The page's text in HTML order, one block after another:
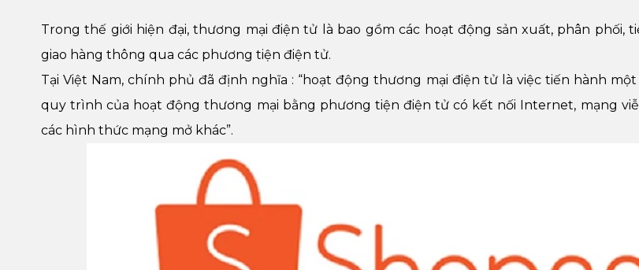
Trong thế giới hiện đại, thương mại điện tử là bao gồm các hoạt động sản xuất, phân phối,
giao hàng thông qua các phương tiện điện tử.
Tại Việt Nam, chính phủ đã định nghĩa : “hoạt động thương mại điện tử là việc tiến hành
quy trình của hoạt động thương mại bằng phương tiện điện tử có kết nối Internet, mạng
các hình thức mạng mở khác”.